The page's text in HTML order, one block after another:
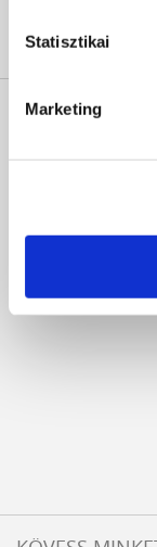
Statisztikai
Marketing
MŰKÖRÖM
WEBÁRUHÁZ